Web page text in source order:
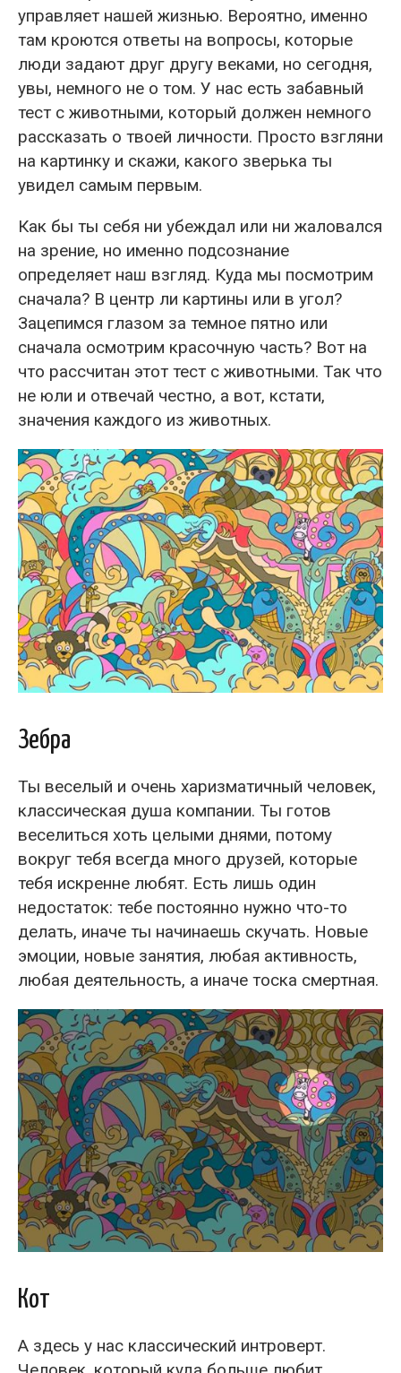
управляет нашей жизнью. Вероятно, именно
там кроются ответы на вопросы, которые
люди задают друг другу веками, но сегодня,
увы, немного не о том. У нас есть забавный
тест с животными, который должен немного
рассказать о твоей личности. Просто взгляни
на картинку и скажи, какого зверька ты
увидел самым первым.
Как бы ты себя ни убеждал или ни жаловался
на зрение, но именно подсознание
определяет наш взгляд. Куда мы посмотрим
сначала? В центр ли картины или в угол?
Зацепимся глазом за темное пятно или
сначала осмотрим красочную часть? Вот на
что рассчитан этот тест с животными. Так что
не юли и отвечай честно, а вот, кстати,
значения каждого из животных.
Зебра
Ты веселый и очень харизматичный человек,
классическая душа компании. Ты готов
веселиться хоть целыми днями, потому
вокруг тебя всегда много друзей, которые
тебя искренне любят. Есть лишь один
недостаток: тебе постоянно нужно что-то
делать, иначе ты начинаешь скучать. Новые
эмоции, новые занятия, любая активность,
любая деятельность, а иначе тоска смертная.
Кот
А здесь у нас классический интроверт.